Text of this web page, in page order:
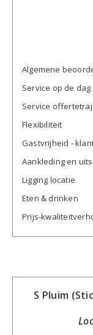
Algemene
Service op de
Service
Flexibiliteit
Gastvrijheid -
Aankleding en
Ligging locatie
Eten & drinken
Prijs-
S Pluim